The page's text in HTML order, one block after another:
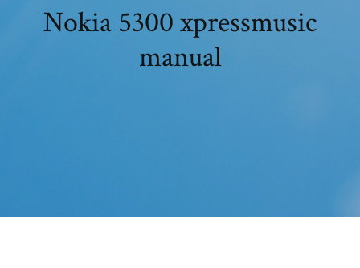
Nokia 5300 xpressmusic
manual